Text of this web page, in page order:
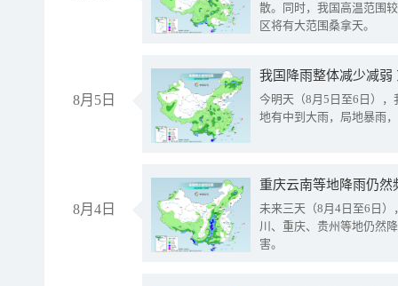
散。同时，我国高温范围
区将有大范围桑拿天。
8月5日
我国降雨整体减少减弱
今明天（8月5日至6日）
地有中到大雨，局地暴雨
8月4日
重庆云南等地降雨仍然
未来三天（8月4日至6日
川、重庆、贵州等地仍然
害。